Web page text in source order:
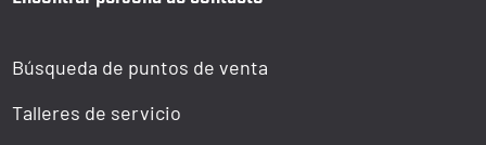
Búsqueda de puntos de venta
Talleres de servicio